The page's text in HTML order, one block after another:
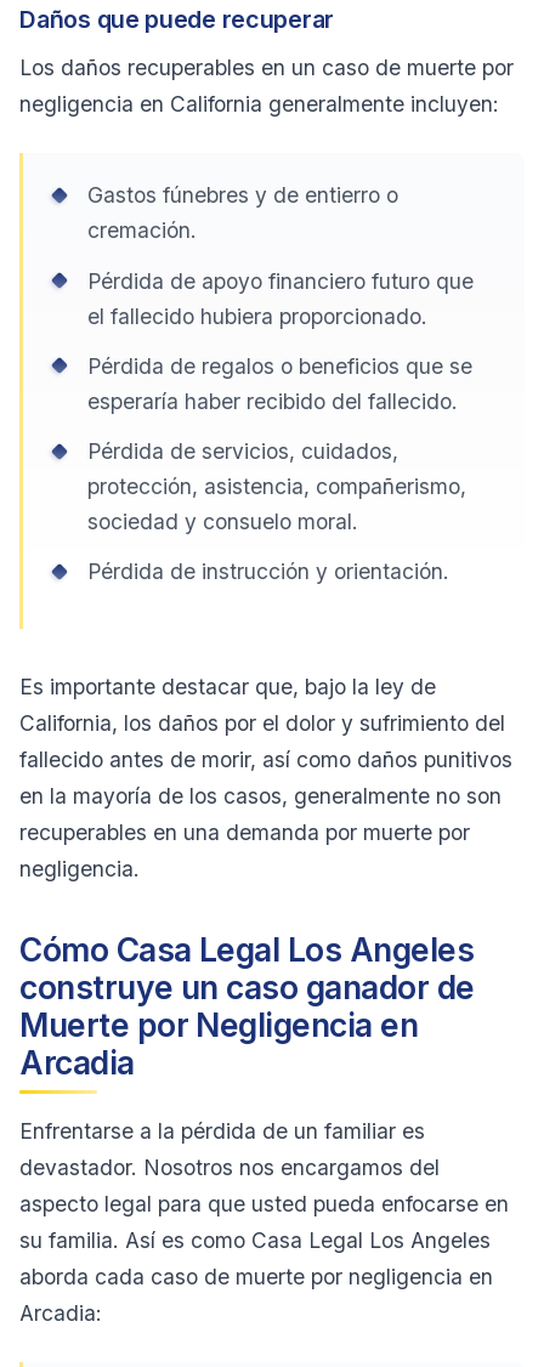
Daños que puede recuperar
Los daños recuperables en un caso de muerte por
negligencia en California generalmente incluyen:
Gastos fúnebres y de entierro o
cremación.
Pérdida de apoyo financiero futuro que
el fallecido hubiera proporcionado.
Pérdida de regalos o beneficios que se
esperaría haber recibido del fallecido.
Pérdida de servicios, cuidados,
protección, asistencia, compañerismo,
sociedad y consuelo moral.
Pérdida de instrucción y orientación.
Es importante destacar que, bajo la ley de
California, los daños por el dolor y sufrimiento del
fallecido antes de morir, así como daños punitivos
en la mayoría de los casos, generalmente no son
recuperables en una demanda por muerte por
negligencia.
Cómo Casa Legal Los Angeles
construye un caso ganador de
Muerte por Negligencia en
Arcadia
Enfrentarse a la pérdida de un familiar es
devastador. Nosotros nos encargamos del
aspecto legal para que usted pueda enfocarse en
su familia. Así es como Casa Legal Los Angeles
aborda cada caso de muerte por negligencia en
Arcadia: